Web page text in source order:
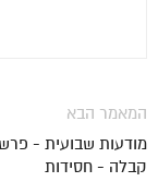
המאמר הבא
מודעות שבועית -
קבלה - חסידות